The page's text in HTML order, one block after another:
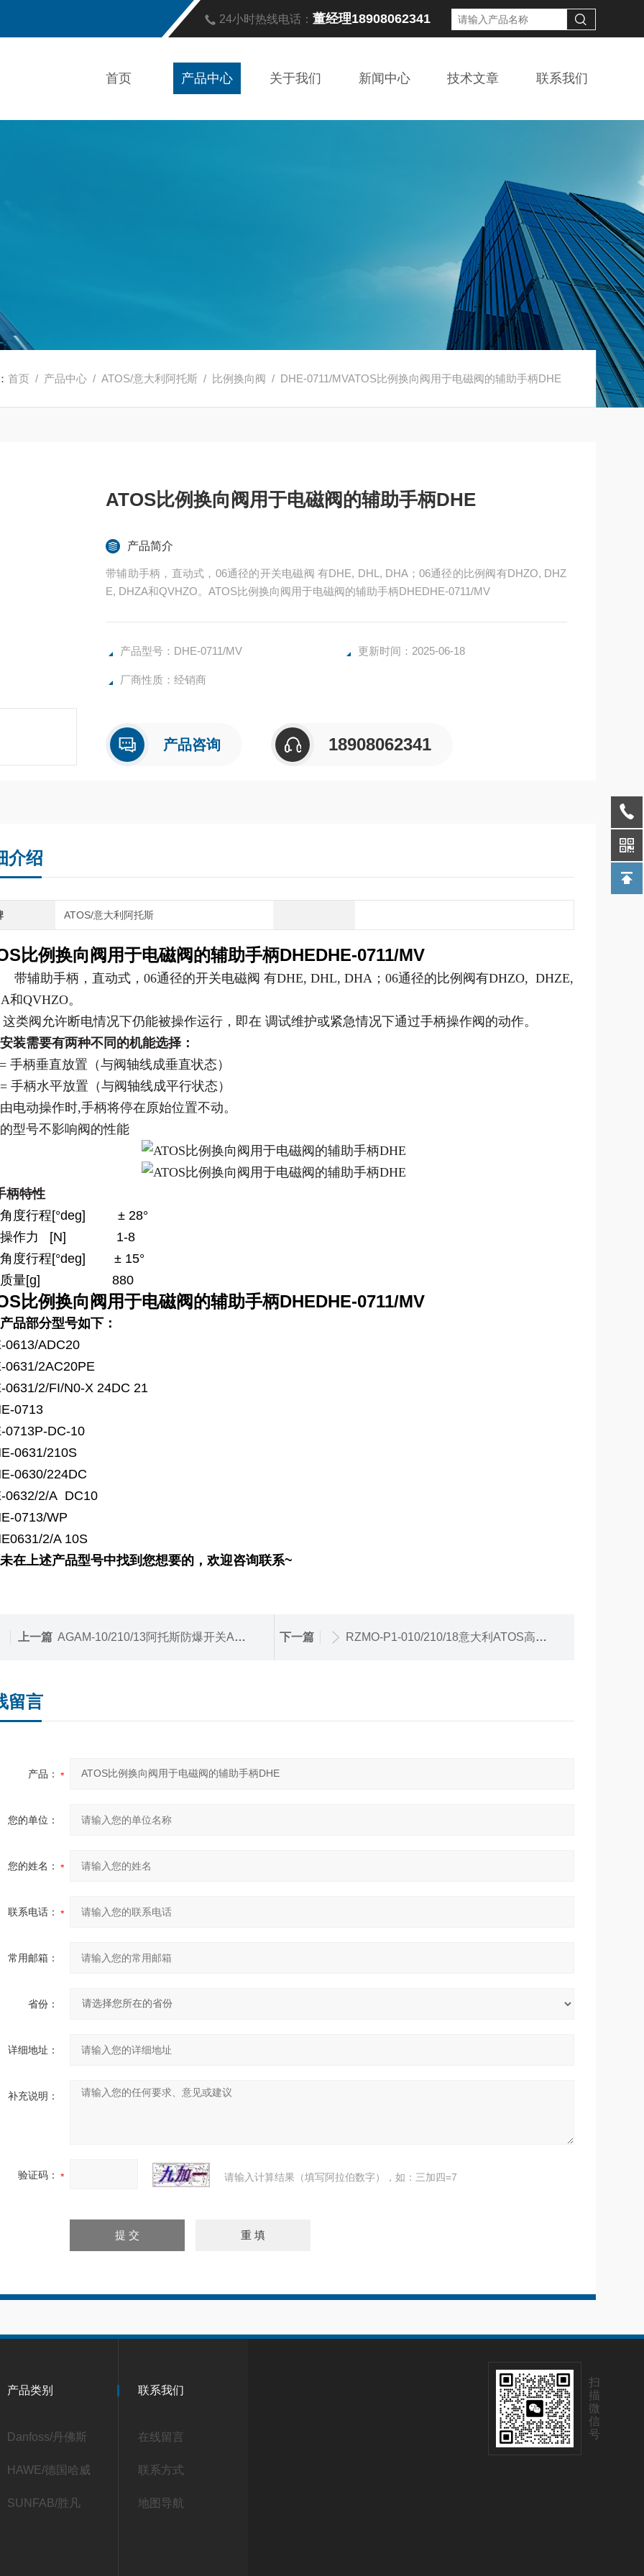
24小时热线电话：董经理18908062341
首页 产品中心 关于我们 新闻中心 技术文章 联系我们
首页 / 产品中心 /ATOS/意大利阿托斯 / 比例换向阀 / DHE-0711/MVATOS比例换向阀用于电磁阀的辅助手柄DHE
ATOS比例换向阀用于电磁阀的辅助手柄DHE
产品简介
带辅助手柄，直动式，06通径的开关电磁阀 有DHE, DHL, DHA；06通径的比例阀有DHZO, DHZ
E, DHZA和QVHZO。ATOS比例换向阀用于电磁阀的辅助手柄DHEDHE-0711/MV
产品型号：DHE-0711/MV 更新时间：2025-06-18
厂商性质：经销商
产品咨询 18908062341
介绍
ATOS/意大利阿托斯
比例换向阀用于电磁阀的辅助手柄DHEDHE-0711/MV
带辅助手柄，直动式， 06通径的开关电磁阀 有DHE, DHL, DHA； 06通径的比例阀有DHZO, DHZE,
和QVHZO。
允许断电情况下仍能被操作运行，即在 调试维护或紧急情况下通过手柄操作阀的动作。
装需要有两种不同的机能选择：
手柄垂直放置（与阀轴线成垂直状态）
手柄水平放置（与阀轴线成平行状态）
电动操作时,手柄将停在原始位置不动。
型号不影响阀的性能
柄特性
角度行程[°deg] ± 28°
操作力 [N] 1-8
角度行程[°deg] ± 15°
质量[g] 880
比例换向阀用于电磁阀的辅助手柄DHEDHE-0711/MV
品部分型号如下：
0613/ADC20
0631/2AC20PE
0631/2/FI/N0-X 24DC 21
0713
0713P-DC-10
0631/210S
0630/224DC
0632/2/A DC10
0713/WP
2/A 10S
在上述产品型号中找到您想要的，欢迎咨询联系~
上一篇 AGAM-10/210/13阿托斯防爆开关AGAM型，先导式溢流阀 下一篇 RZMO-P1-010/210/18意大利ATOS高性能比例阀，发货快
留言
产品：
您的单位：
您的姓名：
联系电话：
常用邮箱：
省份：
详细地址：
补充说明：
验证码： 请输入计算结果（填写阿拉伯数字），如：三加四=7
产品类别
Danfoss/丹佛斯
HAWE/德国哈威
SUNFAB/胜凡
联系我们
在线留言
联系方式
地图导航
扫
描
微
信
号